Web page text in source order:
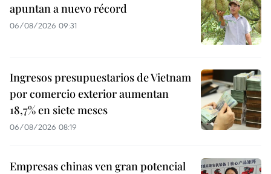
apuntan a nuevo récord
06/08/2026 09:31
Ingresos presupuestarios de Vietnam
por comercio exterior aumentan
18,7% en siete meses
06/08/2026 08:19
Empresas chinas ven gran potencial